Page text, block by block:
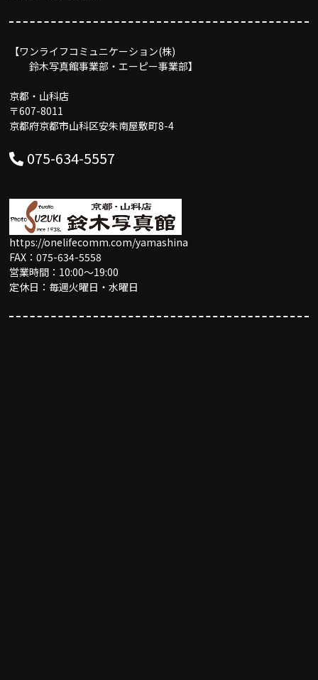
【ワンライフコミュニケーション(株)
鈴木写真館事業部・エーピー事業部】
京都・山科店
〒607-8011
京都府京都市山科区安朱南屋敷町8-4
075-634-5557
https://onelifecomm.com/yamashina
FAX：075-634-5558
営業時間：10:00〜19:00
定休日：毎週火曜日・水曜日